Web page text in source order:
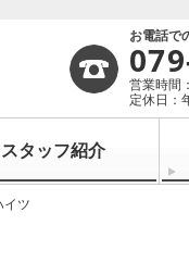
お電話で
営業時間
定休日：
スタッフ紹介
イツ